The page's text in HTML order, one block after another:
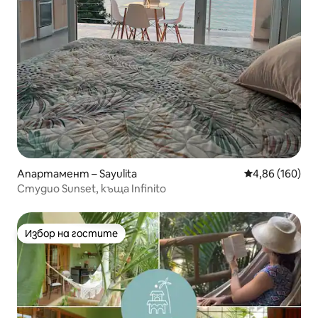
Апартамент – Sayulita Средна
4,86 (160)
Студио Sunset, къща Infinito
Избор на гостите
Избор на гостите